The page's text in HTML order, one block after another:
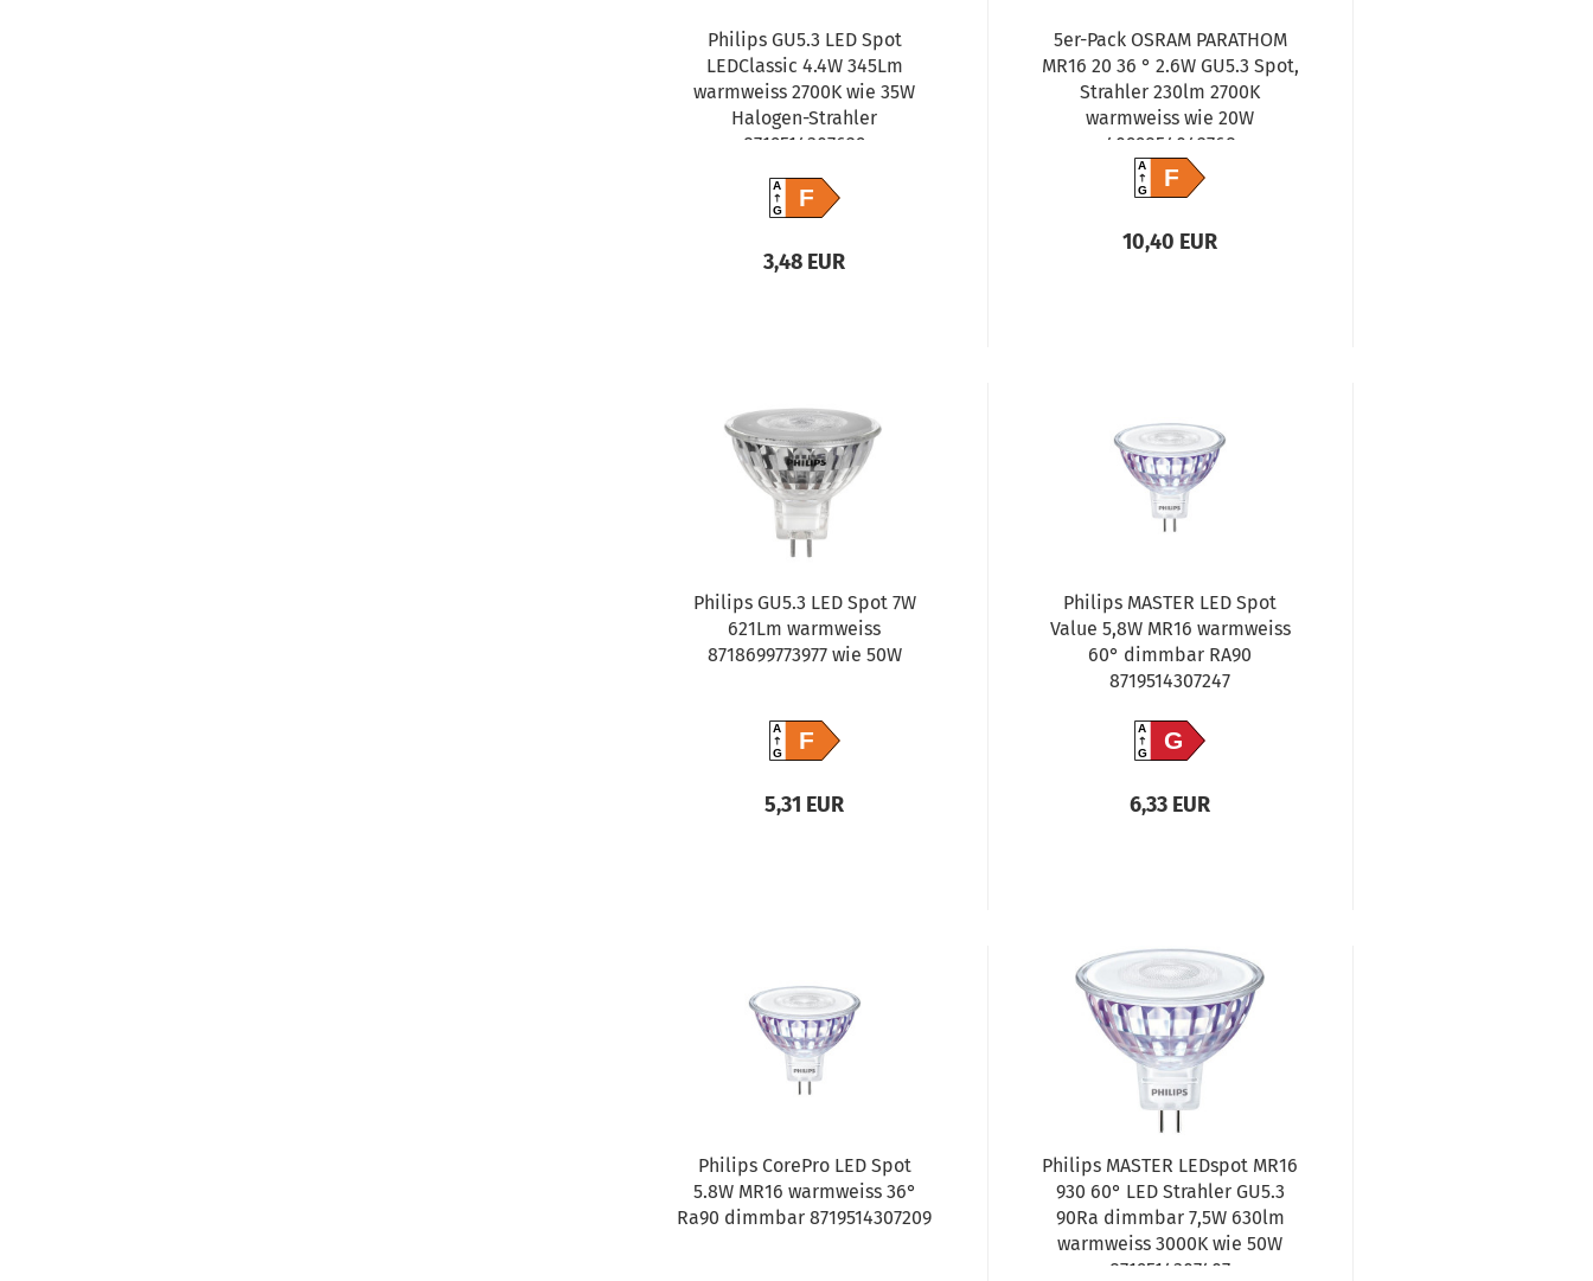
Philips GU5.3 LED Spot
LEDClassic 4.4W 345Lm
warmweiss 2700K wie 35W
Halogen-Strahler
8719514307629
A
GF
3,48 EUR
5er-Pack OSRAM PARATHOM
MR16 20 36 ° 2.6W GU5.3 Spot,
Strahler 230lm 2700K
warmweiss wie 20W
4099854042768
A
GF
10,40 EUR
Philips GU5.3 LED Spot 7W
621Lm warmweiss
8718699773977 wie 50W
A
GF
5,31 EUR
Philips MASTER LED Spot
Value 5,8W MR16 warmweiss
60° dimmbar RA90
8719514307247
A
GG
6,33 EUR
Philips CorePro LED Spot
5.8W MR16 warmweiss 36°
Ra90 dimmbar 8719514307209
Philips MASTER LEDspot MR16
930 60° LED Strahler GU5.3
90Ra dimmbar 7,5W 630lm
warmweiss 3000K wie 50W
8719514307407